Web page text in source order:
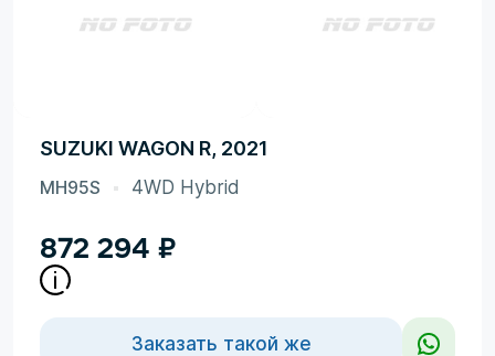
SUZUKI WAGON R, 2021
MH95S 4WD Hybrid
872 294 ₽
Заказать такой же